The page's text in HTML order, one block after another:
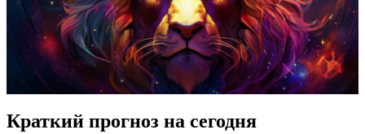
Краткий прогноз на сегодня